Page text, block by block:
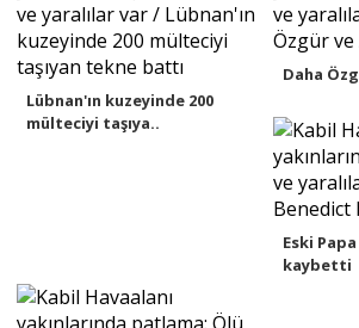
Eğitim
Dosya Haber
Ankara Analiz
Sağlık
Lübnan'ın kuzeyinde 200
mülteciyi taşıya..
Daha
Eski
kaybetti